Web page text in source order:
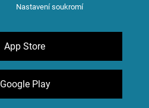
Nastavení soukromí
App Store
Google Play